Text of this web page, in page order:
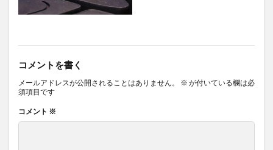
コメントを書く
メールアドレスが公開されることはありません。 ※ が付いている欄は必
須項目です
コメント ※